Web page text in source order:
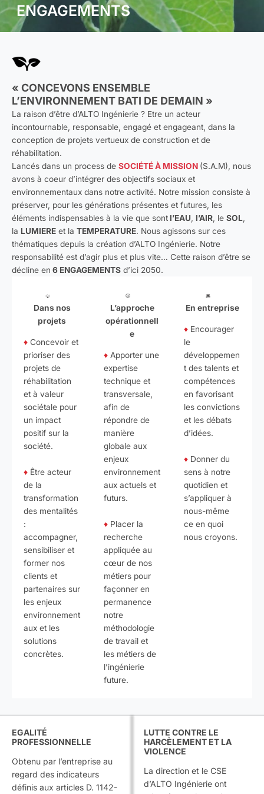
ENGAGEMENTS
« CONCEVONS ENSEMBLE
L’ENVIRONNEMENT BATI DE DEMAIN »
La raison d’être d’ALTO Ingénierie ? Etre un acteur
incontournable, responsable, engagé et engageant, dans la
conception de projets vertueux de construction et de
réhabilitation.
Lancés dans un process de SOCIÉTÉ À MISSION (S.A.M), nous
avons à coeur d’intégrer des objectifs sociaux et
environnementaux dans notre activité. Notre mission consiste à
préserver, pour les générations présentes et futures, les
éléments indispensables à la vie que sontl’EAU, l’AIR, le SOL,
la LUMIERE et la TEMPERATURE. Nous agissons sur ces
thématiques depuis la création d’ALTO Ingénierie. Notre
responsabilité est d’agir plus et plus vite… Cette raison d’être se
décline en 6 ENGAGEMENTS d’ici 2050.
Dans nos
projets
♦ Concevoir et
prioriser des
projets de
réhabilitation
et à valeur
sociétale pour
un impact
positif sur la
société.
♦ Être acteur
de la
transformation
des mentalités
:
accompagner,
sensibiliser et
former nos
clients et
partenaires sur
les enjeux
environnement
aux et les
solutions
concrètes.
L’approche
opérationnell
e
♦ Apporter une
expertise
technique et
transversale,
afin de
répondre de
manière
globale aux
enjeux
environnement
aux actuels et
futurs.
♦ Placer la
recherche
appliquée au
cœur de nos
métiers pour
façonner en
permanence
notre
méthodologie
de travail et
les métiers de
l’ingénierie
future.
En entreprise
♦ Encourager
le
développemen
t des talents et
compétences
en favorisant
les convictions
et les débats
d’idées.
♦ Donner du
sens à notre
quotidien et
s’appliquer à
nous-même
ce en quoi
nous croyons.
EGALITÉ
PROFESSIONNELLE
Obtenu par l’entreprise au
regard des indicateurs
définis aux articles D. 1142-
LUTTE CONTRE LE
HARCÈLEMENT ET LA
VIOLENCE
La direction et le CSE
d’ALTO Ingénierie ont